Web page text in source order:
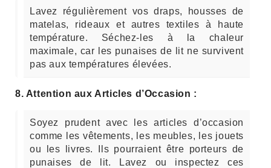
Lavez régulièrement vos draps, housses de
matelas, rideaux et autres textiles à haute
température. Séchez-les à la chaleur
maximale, car les punaises de lit ne survivent
pas aux températures élevées.
8. Attention aux Articles d’Occasion :
Soyez prudent avec les articles d’occasion
comme les vêtements, les meubles, les jouets
ou les livres. Ils pourraient être porteurs de
punaises de lit. Lavez ou inspectez ces